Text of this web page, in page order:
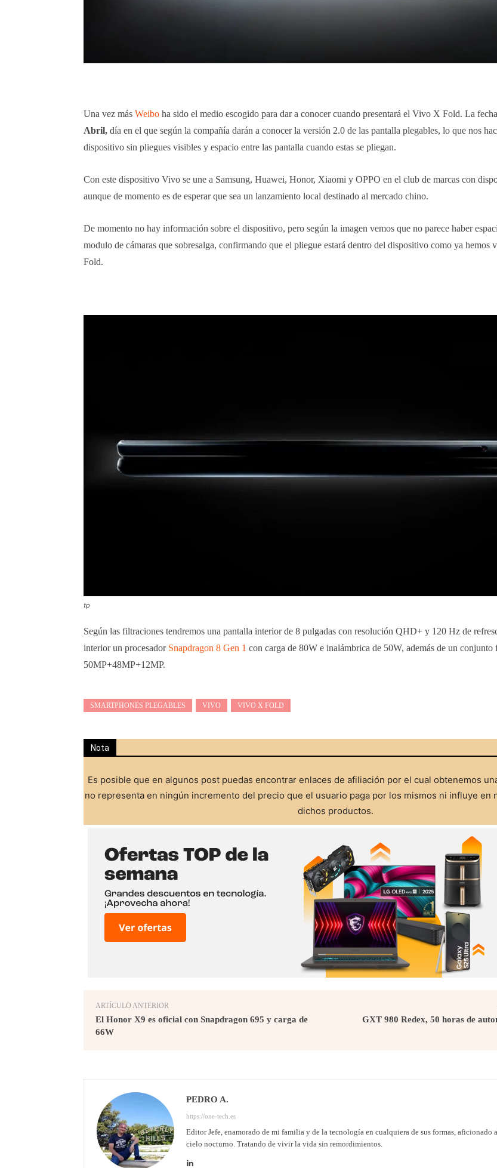
Una vez más Weibo ha sido el medio escogido para dar a conocer cuando presentará el Vivo X Fold. La
Abril, día en el que según la compañía darán a conocer la versión 2.0 de las pantalla plegables, lo que nos
dispositivo sin pliegues visibles y espacio entre las pantalla cuando estas se pliegan.
Con este dispositivo Vivo se une a Samsung, Huawei, Honor, Xiaomi y OPPO en el club de marcas con
aunque de momento es de esperar que sea un lanzamiento local destinado al mercado chino.
De momento no hay información sobre el dispositivo, pero según la imagen vemos que no parece haber
modulo de cámaras que sobresalga, confirmando que el pliegue estará dentro del dispositivo como ya hemos
Fold.
tp
Según las filtraciones tendremos una pantalla interior de 8 pulgadas con resolución QHD+ y 120 Hz de
interior un procesador Snapdragon 8 Gen 1 con carga de 80W e inalámbrica de 50W, además de un conjunto
50MP+48MP+12MP.
SMARTPHONES PLEGABLES VIVO VIVO X FOLD
Nota
Es posible que en algunos post puedas encontrar enlaces de afiliación por el cual obtenemos
no representa en ningún incremento del precio que el usuario paga por los mismos ni influye en
dichos productos.
ARTÍCULO ANTERIOR
El Honor X9 es oficial con Snapdragon 695 y carga de
66W
GXT 980 Redex, 50 horas de
PEDRO A.
https://one-tech.es
Editor Jefe, enamorado de mi familia y de la tecnología en cualquiera de sus formas, aficionado
cielo nocturno. Tratando de vivir la vida sin remordimientos.